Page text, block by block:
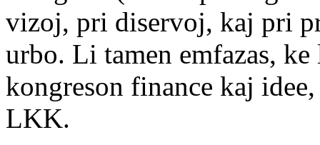
vizoj, pri diservoj, kaj pri
urbo. Li tamen emfazas,
kongreson finance kaj
LKK.